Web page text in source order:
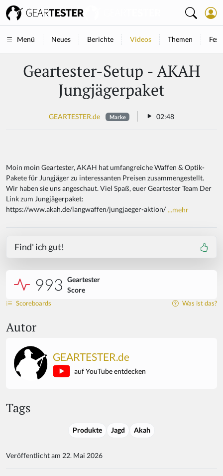
Menü Neues Berichte Videos Themen
Geartester-Setup - AKAH
Jungjägerpaket
GEARTESTER.de Marke 02:48
Moin moin Geartester, AKAH hat umfangreiche Waffen & Optik-
Pakete für Jungjäger zu interessanten Preisen zusammengestellt.
Wir haben sie uns angeschaut. Viel Spaß, euer Geartester Team Der
Link zum Jungjägerpaket:
https://www.akah.de/langwaffen/jungjaeger-aktion/ ...mehr
Find' ich gut!
993 Geartester
Score
Scoreboards Was ist das?
Autor
GEARTESTER.de
auf YouTube entdecken
Tags
Produkte Jagd Akah
Veröffentlicht am 22. Mai 2026